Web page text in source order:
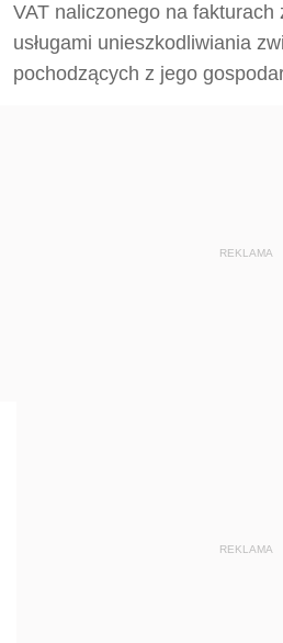
VAT naliczonego na fakturach
usługami unieszkodliwiania
pochodzących z jego
REKLAMA
REKLAMA